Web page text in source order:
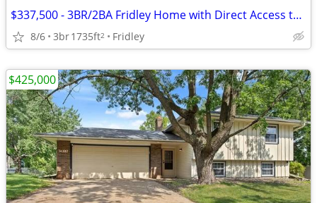
$337,500 - 3BR/2BA Fridley Home with Direct Access to Plaza Park
8/6 3br1735ft2 Fridley
$425,000